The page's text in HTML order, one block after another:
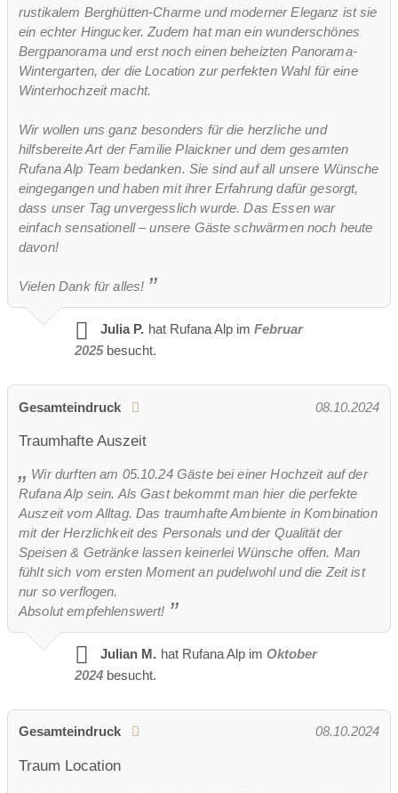
rustikalem Berghütten-Charme und moderner Eleganz ist sie
ein echter Hingucker. Zudem hat man ein wunderschönes
Bergpanorama und erst noch einen beheizten Panorama-
Wintergarten, der die Location zur perfekten Wahl für eine
Winterhochzeit macht.
Wir wollen uns ganz besonders für die herzliche und
hilfsbereite Art der Familie Plaickner und dem gesamten
Rufana Alp Team bedanken. Sie sind auf all unsere Wünsche
eingegangen und haben mit ihrer Erfahrung dafür gesorgt,
dass unser Tag unvergesslich wurde. Das Essen war
einfach sensationell – unsere Gäste schwärmen noch heute
davon!
Vielen Dank für alles!
Julia P. hat Rufana Alp im Februar
2025 besucht.
Gesamteindruck 08.10.2024
Traumhafte Auszeit
Wir durften am 05.10.24 Gäste bei einer Hochzeit auf der
Rufana Alp sein. Als Gast bekommt man hier die perfekte
Auszeit vom Alltag. Das traumhafte Ambiente in Kombination
mit der Herzlichkeit des Personals und der Qualität der
Speisen & Getränke lassen keinerlei Wünsche offen. Man
fühlt sich vom ersten Moment an pudelwohl und die Zeit ist
nur so verflogen.
Absolut empfehlenswert!
Julian M. hat Rufana Alp im Oktober
2024 besucht.
Gesamteindruck 08.10.2024
Traum Location